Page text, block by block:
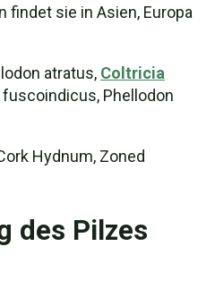
findet sie in Asien, Europa
atratus, Coltricia
fuscoindicus, Phellodon
Hydnum, Zoned
des Pilzes